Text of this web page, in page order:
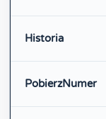
Historia
PobierzNumer